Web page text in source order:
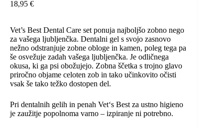
18,95 €
Vet’s Best Dental Care set ponuja najboljšo zobno nego
za vašega ljubljenčka. Dentalni gel s svojo zasnovo
nežno odstranjuje zobne obloge in kamen, poleg tega pa
še osvežuje zadah vašega ljubljenčka. Je odličnega
okusa, ki ga psi obožujejo. Zobna ščetka s trojno glavo
priročno objame celoten zob in tako učinkovito očisti
vsak še tako težko dostopen del.
Pri dentalnih gelih in penah Vet‘s Best za ustno higieno
je zaužitje popolnoma varno – izpiranje ni potrebno.